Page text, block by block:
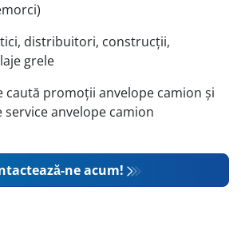
distribuitori, construcții,
grele
caută promoții anvelope camion și
anvelope camion
ne acum!